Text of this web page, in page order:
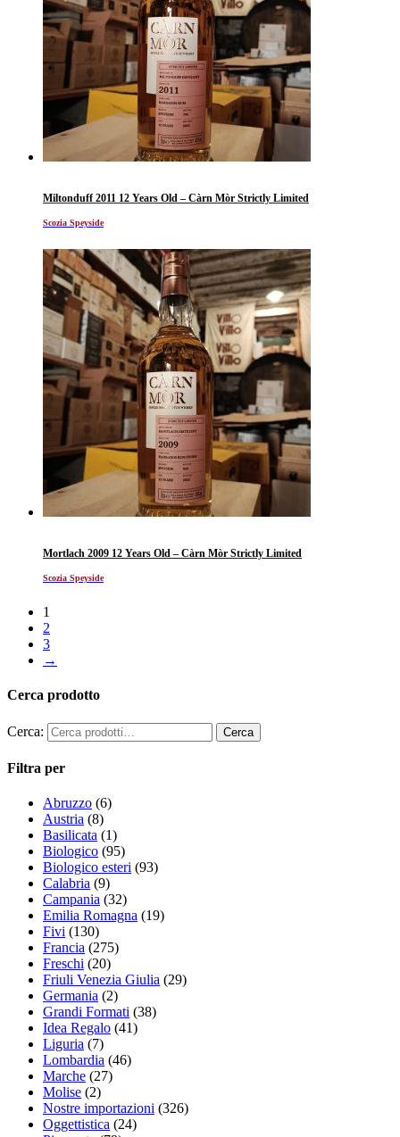
Miltonduff 2011 12 Years Old – Càrn Mòr Strictly Limited
Scozia Speyside
Mortlach 2009 12 Years Old – Càrn Mòr Strictly Limited
Scozia Speyside
1
2
3
→
Cerca prodotto
Cerca:
Filtra per
Abruzzo (6)
Austria (8)
Basilicata (1)
Biologico (95)
Biologico esteri (93)
Calabria (9)
Campania (32)
Emilia Romagna (19)
Fivi (130)
Francia (275)
Freschi (20)
Friuli Venezia Giulia (29)
Germania (2)
Grandi Formati (38)
Idea Regalo (41)
Liguria (7)
Lombardia (46)
Marche (27)
Molise (2)
Nostre importazioni (326)
Oggettistica (24)